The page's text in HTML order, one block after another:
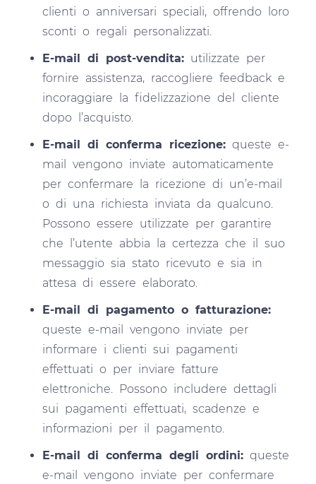
clienti o anniversari speciali, offrendo loro
sconti o regali personalizzati.
E-mail di post-vendita: utilizzate per
fornire assistenza, raccogliere feedback e
incoraggiare la fidelizzazione del cliente
dopo l’acquisto.
E-mail di conferma ricezione: queste e-
mail vengono inviate automaticamente
per confermare la ricezione di un’e-mail
o di una richiesta inviata da qualcuno.
Possono essere utilizzate per garantire
che l’utente abbia la certezza che il suo
messaggio sia stato ricevuto e sia in
attesa di essere elaborato.
E-mail di pagamento o fatturazione:
queste e-mail vengono inviate per
informare i clienti sui pagamenti
effettuati o per inviare fatture
elettroniche. Possono includere dettagli
sui pagamenti effettuati, scadenze e
informazioni per il pagamento.
E-mail di conferma degli ordini: queste
e-mail vengono inviate per confermare